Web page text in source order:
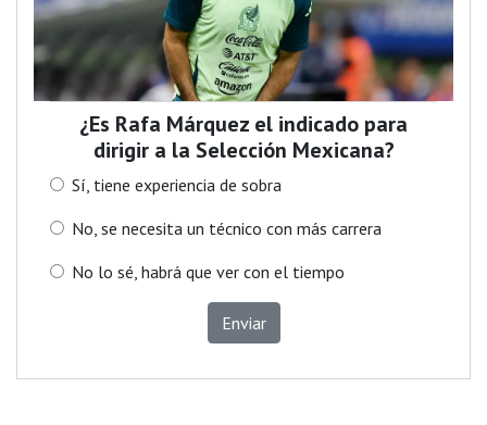
¿Es Rafa Márquez el indicado para
dirigir a la Selección Mexicana?
Sí, tiene experiencia de sobra
No, se necesita un técnico con más carrera
No lo sé, habrá que ver con el tiempo
Enviar